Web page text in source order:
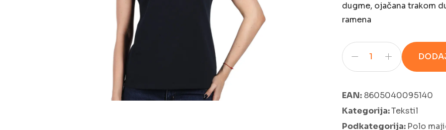
dugme, ojačana trakom
ramena
EAN: 8605040095140
Kategorija:Tekstil
Podkategorija: Polo